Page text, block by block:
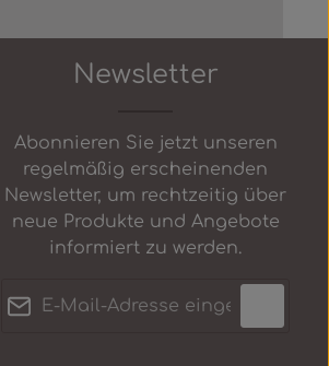
Newsletter
Abonnieren Sie jetzt unseren
regelmäßig erscheinenden
Newsletter, um rechtzeitig über
neue Produkte und Angebote
informiert zu werden.
E-Mail-Adresse*